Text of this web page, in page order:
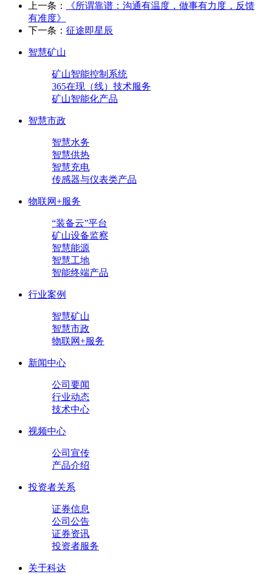
上一条：
《所谓靠谱：沟通有温度，做事有力度，反馈
有准度》
下一条： 征途即星辰
智慧矿山
矿山智能控制系统
365在现（线）技术服务
矿山智能化产品
智慧市政
智慧水务
智慧供热
智慧充电
传感器与仪表类产品
物联网+服务
“装备云”平台
矿山设备监察
智慧能源
智慧工地
智能终端产品
行业案例
智慧矿山
智慧市政
物联网+服务
新闻中心
公司要闻
行业动态
技术中心
视频中心
公司宣传
产品介绍
投资者关系
证券信息
公司公告
证券资讯
投资者服务
关于科达